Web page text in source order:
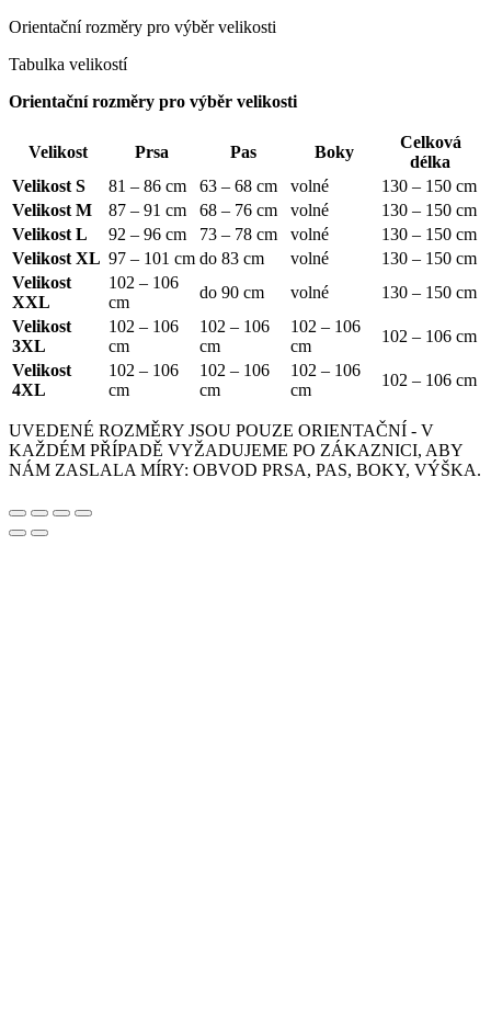
Orientační rozměry pro výběr velikosti
Tabulka velikostí
Orientační rozměry pro výběr velikosti
Velikost Prsa Pas Boky
Celková
délka
Velikost S
81 – 86 cm 63 – 68 cm volné
130 – 150 cm
Velikost M
87 – 91 cm 68 – 76 cm volné
130 – 150 cm
Velikost L
92 – 96 cm 73 – 78 cm volné
130 – 150 cm
Velikost XL 97 – 101 cm do 83 cm volné
130 – 150 cm
Velikost
XXL
102 – 106
cm
do 90 cm volné
130 – 150 cm
Velikost
3XL
102 – 106
cm
102 – 106
cm
102 – 106
cm
102 – 106 cm
Velikost
4XL
102 – 106
cm
102 – 106
cm
102 – 106
cm
102 – 106 cm
UVEDENÉ ROZMĚRY JSOU POUZE ORIENTAČNÍ - V
KAŽDÉM PŘÍPADĚ VYŽADUJEME PO ZÁKAZNICI, ABY
NÁM ZASLALA MÍRY: OBVOD PRSA, PAS, BOKY, VÝŠKA.